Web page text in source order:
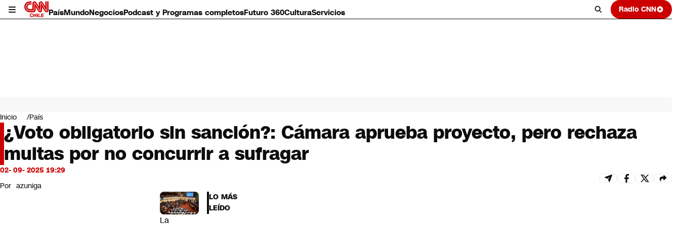
PaísMundoNegociosPodcast y Programas completosFuturo 360CulturaServicios Radio CNN
Mundo
Negocios
Deportes
Programas completos
Cultura
Servicios
CNN Data
Inicio País
¿Voto obligatorio sin sanción?: Cámara aprueba proyecto, pero rechaza
multas por no concurrir a sufragar
02- 09- 2025 19:29
Por azuniga
La
LO MÁS
LEÍDO